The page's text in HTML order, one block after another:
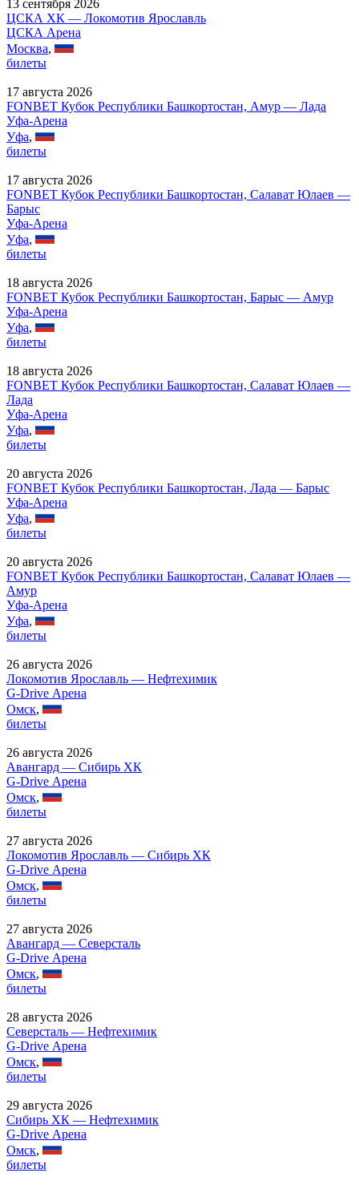
13 сентября 2026
ЦСКА ХК — Локомотив Ярославль
ЦСКА Арена
Москва,
билеты
17 августа 2026
FONBET Кубок Республики Башкортостан, Амур — Лада
Уфа-Арена
Уфа,
билеты
17 августа 2026
FONBET Кубок Республики Башкортостан, Салават Юлаев —
Барыс
Уфа-Арена
Уфа,
билеты
18 августа 2026
FONBET Кубок Республики Башкортостан, Барыс — Амур
Уфа-Арена
Уфа,
билеты
18 августа 2026
FONBET Кубок Республики Башкортостан, Салават Юлаев —
Лада
Уфа-Арена
Уфа,
билеты
20 августа 2026
FONBET Кубок Республики Башкортостан, Лада — Барыс
Уфа-Арена
Уфа,
билеты
20 августа 2026
FONBET Кубок Республики Башкортостан, Салават Юлаев —
Амур
Уфа-Арена
Уфа,
билеты
26 августа 2026
Локомотив Ярославль — Нефтехимик
G-Drive Арена
Омск,
билеты
26 августа 2026
Авангард — Сибирь ХК
G-Drive Арена
Омск,
билеты
27 августа 2026
Локомотив Ярославль — Сибирь ХК
G-Drive Арена
Омск,
билеты
27 августа 2026
Авангард — Северсталь
G-Drive Арена
Омск,
билеты
28 августа 2026
Северсталь — Нефтехимик
G-Drive Арена
Омск,
билеты
29 августа 2026
Сибирь ХК — Нефтехимик
G-Drive Арена
Омск,
билеты